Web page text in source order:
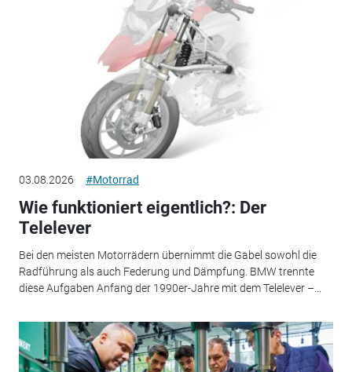
03.08.2026 #Motorrad
Wie funktioniert eigentlich?: Der
Telelever
Bei den meisten Motorrädern übernimmt die Gabel sowohl die
Radführung als auch Federung und Dämpfung. BMW trennte
diese Aufgaben Anfang der 1990er-Jahre mit dem Telelever –...